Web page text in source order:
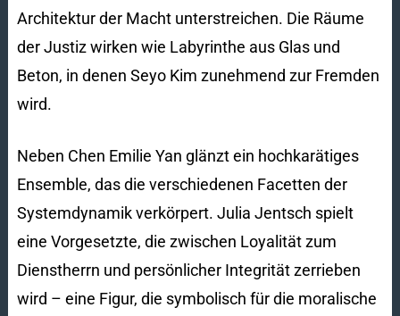
Architektur der Macht unterstreichen. Die Räume
der Justiz wirken wie Labyrinthe aus Glas und
Beton, in denen Seyo Kim zunehmend zur Fremden
wird.
Neben Chen Emilie Yan glänzt ein hochkarätiges
Ensemble, das die verschiedenen Facetten der
Systemdynamik verkörpert. Julia Jentsch spielt
eine Vorgesetzte, die zwischen Loyalität zum
Dienstherrn und persönlicher Integrität zerrieben
wird – eine Figur, die symbolisch für die moralische